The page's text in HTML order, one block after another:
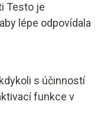
Testo je
lépe odpovídala
s účinností
funkce v